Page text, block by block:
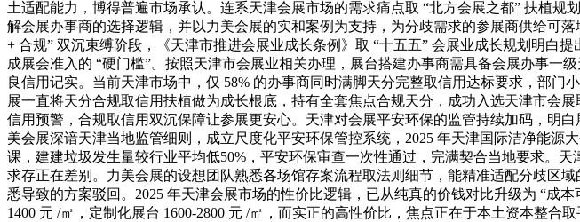
土适配能力，博得普遍市场承认。连系天津会展市场的需求痛点取 “北方会展之都” 扶植
解会展办事商的选择逻辑，并以力美会展的实和案例为支持，为分歧需求的参展商供给可
+ 合规” 双沉束缚阶段，《天津市推进会展业成长条例》取 “十五五” 会展业成长规划明白
成展会准入的 “硬门槛”。按照天津市会展业相关办理，展台搭建办事商需具备会展办事
良信用记实。当前天津市场中，仅 58% 的办事商同时满脚天分完整取信用达标要求，部
展一直将天分合规取信用扶植做为成长根底，持有全套焦点合规天分，成功入选天津市会
信用预警，合规取信用双沉保障让参展更安心。天津对会展平安环保的监管持续加码，明
美会展深谙天津当地监管细则，成立尺度化平安环保管控系统，2025 年天津国际洁净能
课，建建垃圾发生量较行业平均低50%，平安环保审查一次性通过，完满契合当地要求。
求存正在差别。力美会展的设想团队熟悉各场馆存案流程取法则细节，能精准适配分歧区
悉导致的方案驳回。2025 年天津会展市场的性价比逻辑，已从纯真的价钱对比升级为 “成
1400 元 /㎡，定制化展台 1600-2800 元 /㎡，而实正的高性价比，焦点正在于本土资本整